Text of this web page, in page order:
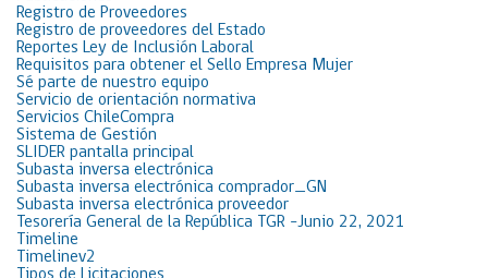
Registro de Proveedores
Registro de proveedores del Estado
Reportes Ley de Inclusión Laboral
Requisitos para obtener el Sello Empresa Mujer
Sé parte de nuestro equipo
Servicio de orientación normativa
Servicios ChileCompra
Sistema de Gestión
SLIDER pantalla principal
Subasta inversa electrónica
Subasta inversa electrónica comprador_GN
Subasta inversa electrónica proveedor
Tesorería General de la República TGR -Junio 22, 2021
Timeline
Timelinev2